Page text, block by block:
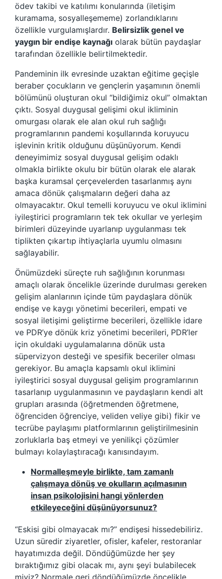
ödev takibi ve katılımı konularında (iletişim
kuramama, sosyalleşememe) zorlandıklarını
özellikle vurgulamışlardır. Belirsizlik genel ve
yaygın bir endişe kaynağı olarak bütün paydaşlar
tarafından özellikle belirtilmektedir.
Pandeminin ilk evresinde uzaktan eğitime geçişle
beraber çocukların ve gençlerin yaşamının önemli
bölümünü oluşturan okul “bildiğimiz okul” olmaktan
çıktı. Sosyal duygusal gelişimi okul ikliminin
omurgası olarak ele alan okul ruh sağlığı
programlarının pandemi koşullarında koruyucu
işlevinin kritik olduğunu düşünüyorum. Kendi
deneyimimiz sosyal duygusal gelişim odaklı
olmakla birlikte okulu bir bütün olarak ele alarak
başka kuramsal çerçevelerden tasarlanmış aynı
amaca dönük çalışmaların değeri daha az
olmayacaktır. Okul temelli koruyucu ve okul iklimini
iyileştirici programların tek tek okullar ve yerleşim
birimleri düzeyinde uyarlanıp uygulanması tek
tiplikten çıkartıp ihtiyaçlarla uyumlu olmasını
sağlayabilir.
Önümüzdeki süreçte ruh sağlığının korunması
amaçlı olarak öncelikle üzerinde durulması gereken
gelişim alanlarının içinde tüm paydaşlara dönük
endişe ve kaygı yönetimi becerileri, empati ve
sosyal iletişimi geliştirme becerileri, özellikle idare
ve PDR’ye dönük kriz yönetimi becerileri, PDR’ler
için okuldaki uygulamalarına dönük usta
süpervizyon desteği ve spesifik beceriler olması
gerekiyor. Bu amaçla kapsamlı okul iklimini
iyileştirici sosyal duygusal gelişim programlarının
tasarlanıp uygulanmasının ve paydaşların kendi alt
grupları arasında (öğretmenden öğretmene,
öğrenciden öğrenciye, veliden veliye gibi) fikir ve
tecrübe paylaşımı platformlarının geliştirilmesinin
zorluklarla baş etmeyi ve yenilikçi çözümler
bulmayı kolaylaştıracağı kanısındayım.
Normalleşmeyle birlikte, tam zamanlı
çalışmaya dönüş ve okulların açılmasının
insan psikolojisini hangi yönlerden
etkileyeceğini düşünüyorsunuz?
“Eskisi gibi olmayacak mı?” endişesi hissedebiliriz.
Uzun süredir ziyaretler, ofisler, kafeler, restoranlar
hayatımızda değil. Döndüğümüzde her şey
bıraktığımız gibi olacak mı, aynı şeyi bulabilecek